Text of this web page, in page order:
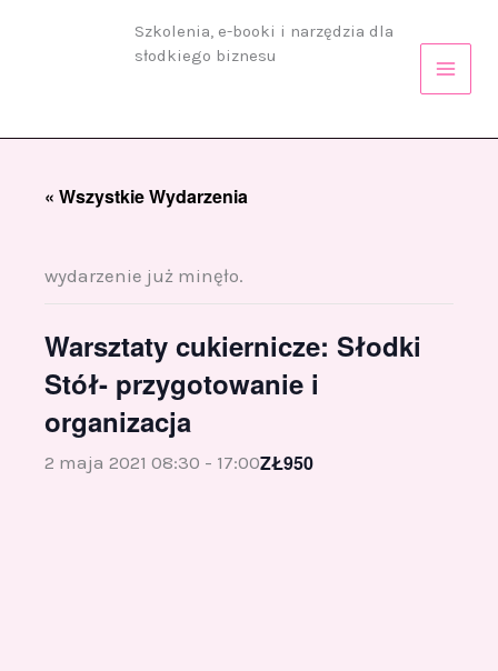
Szkolenia, e-booki i narzędzia dla
słodkiego biznesu
« Wszystkie Wydarzenia
wydarzenie już minęło.
Warsztaty cukiernicze: Słodki
Stół- przygotowanie i
organizacja
2 maja 2021 08:30 - 17:00ZŁ950